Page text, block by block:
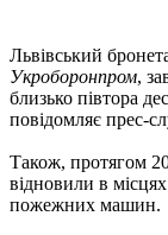
Львівський
Укроборонпром,
близько півтора
повідомляє прес-
Також, протягом
відновили в
пожежних машин.